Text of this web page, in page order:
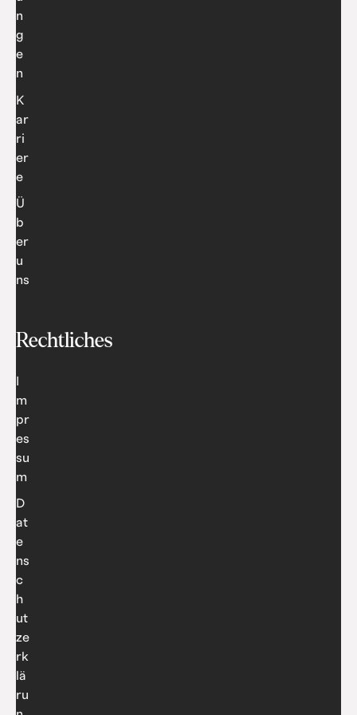
n
g
e
n
K
ar
ri
er
e
Ü
b
er
u
ns
Rechtliches
I
m
pr
es
su
m
D
at
e
ns
c
h
ut
ze
rk
lä
ru